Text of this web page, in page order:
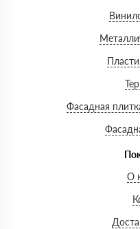
Фасадная
О